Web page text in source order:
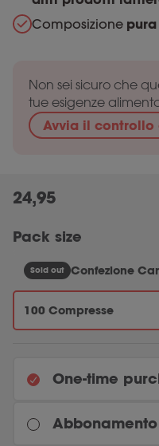
Composizione pura
Non sei sicuro che
tue esigenze
Avvia il controllo
Pack size
Sold out Confezione
100 Compresse
One-time
Abbonamento
24,95